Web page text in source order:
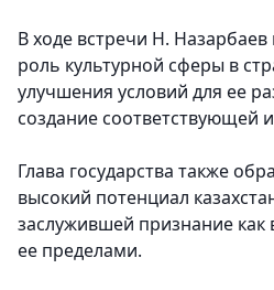
В ходе встречи Н.
роль культурной сферы в
улучшения условий для ее
создание соответствующей
Глава государства также
высокий потенциал
заслужившей признание как
ее пределами.